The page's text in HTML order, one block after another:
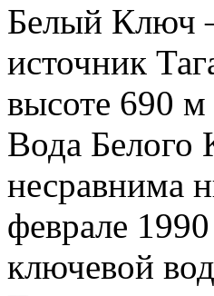
Белый Ключ
источник
высоте 690
Вода Белого
несравнима
феврале
ключевой